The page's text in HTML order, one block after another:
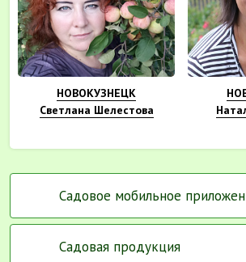
НОВОКУЗНЕЦК
Светлана Шелестова
Садовое мобильное
Садовая продукция